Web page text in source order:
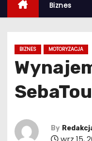
Biznes
BIZNES MOTORYZACJA
By